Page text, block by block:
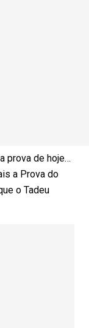
prova de hoje…
a Prova do
o Tadeu